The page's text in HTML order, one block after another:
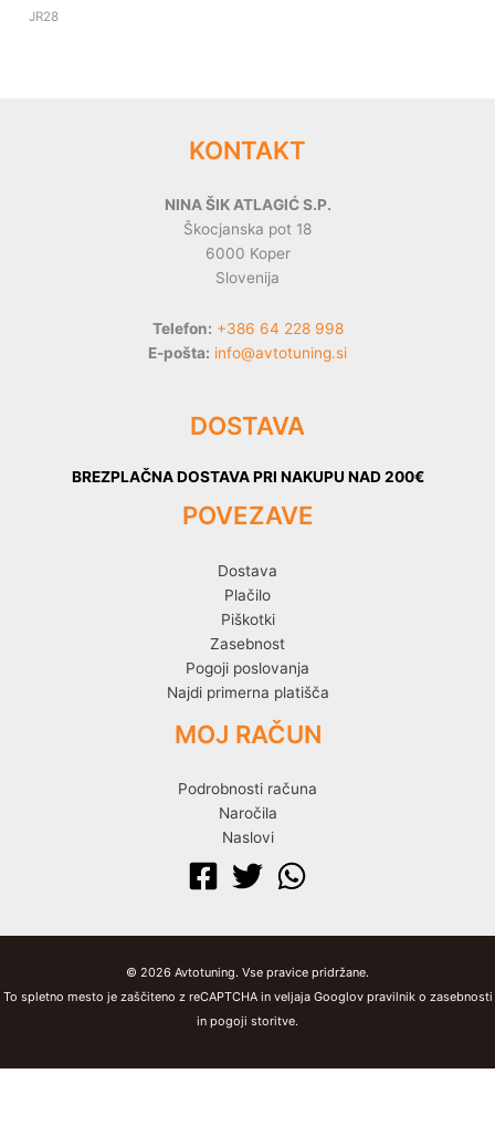
JR28
KONTAKT
NINA ŠIK ATLAGIĆ S.P.
Škocjanska pot 18
6000 Koper
Slovenija
Telefon: +386 64 228 998
E-pošta: info@avtotuning.si
DOSTAVA
BREZPLAČNA DOSTAVA PRI NAKUPU NAD 200€
POVEZAVE
Dostava
Plačilo
Piškotki
Zasebnost
Pogoji poslovanja
Najdi primerna platišča
MOJ RAČUN
Podrobnosti računa
Naročila
Naslovi
© 2026 Avtotuning. Vse pravice pridržane.
To spletno mesto je zaščiteno z reCAPTCHA in veljaja Googlov pravilnik o zasebnosti
in pogoji storitve.